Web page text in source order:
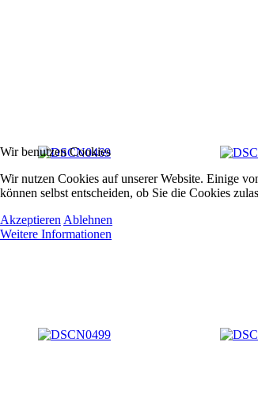
Wir benutzen Cookies
Wir nutzen Cookies auf unserer Website. Einige
können selbst entscheiden, ob Sie die Cookies
Akzeptieren Ablehnen
Weitere Informationen